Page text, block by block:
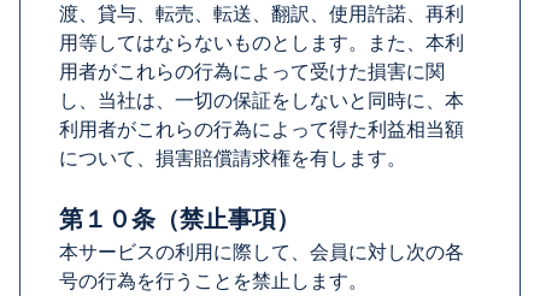
渡、貸与、転売、転送、翻訳、使用許諾、再利
用等してはならないものとします。また、本利
用者がこれらの行為によって受けた損害に関
し、当社は、一切の保証をしないと同時に、本
利用者がこれらの行為によって得た利益相当額
について、損害賠償請求権を有します。
第１０条（禁止事項）
本サービスの利用に際して、会員に対し次の各
号の行為を行うことを禁止します。